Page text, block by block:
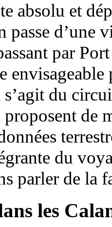
absolu et
passe d’une
par
du
de
du
parler de la
les